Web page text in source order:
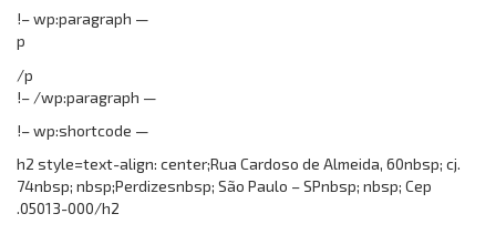
!– wp:paragraph —
p
/p
!– /wp:paragraph —
!– wp:shortcode —
h2 style=text-align: center;Rua Cardoso de Almeida, 60nbsp; cj.
74nbsp; nbsp;Perdizesnbsp; São Paulo – SPnbsp; nbsp; Cep
.05013-000/h2